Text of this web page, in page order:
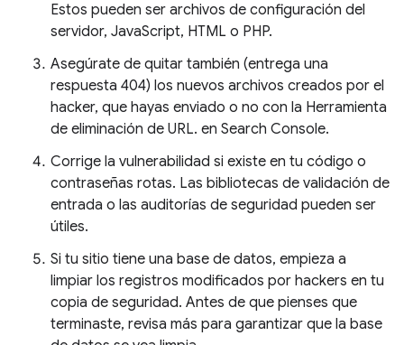
Estos pueden ser archivos de configuración del
servidor, JavaScript, HTML o PHP.
Asegúrate de quitar también (entrega una
respuesta 404) los nuevos archivos creados por el
hacker, que hayas enviado o no con la Herramienta
de eliminación de URL. en Search Console.
Corrige la vulnerabilidad si existe en tu código o
contraseñas rotas. Las bibliotecas de validación de
entrada o las auditorías de seguridad pueden ser
útiles.
Si tu sitio tiene una base de datos, empieza a
limpiar los registros modificados por hackers en tu
copia de seguridad. Antes de que pienses que
terminaste, revisa más para garantizar que la base